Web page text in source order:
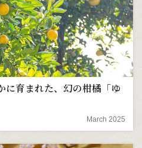
に育まれた、幻の柑橘「ゆ
March 2025